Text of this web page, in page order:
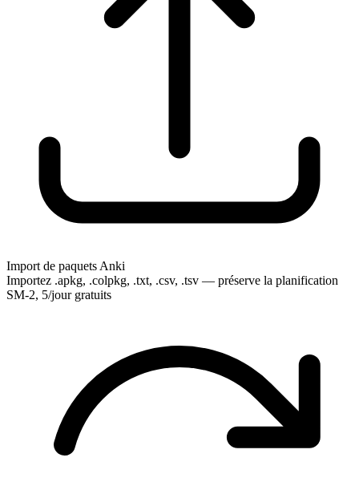
Import de paquets Anki
Importez .apkg, .colpkg, .txt, .csv, .tsv — préserve la planification
SM-2, 5/jour gratuits